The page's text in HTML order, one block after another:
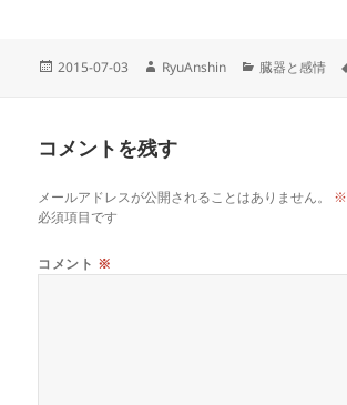
投
2015-07-03
作
RyuAnshin
カ
臓器と感情
コメントを残す
メールアドレスが公開されることはありません。 ※
必須項目です
コメント ※